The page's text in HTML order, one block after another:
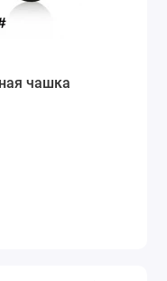
чашка